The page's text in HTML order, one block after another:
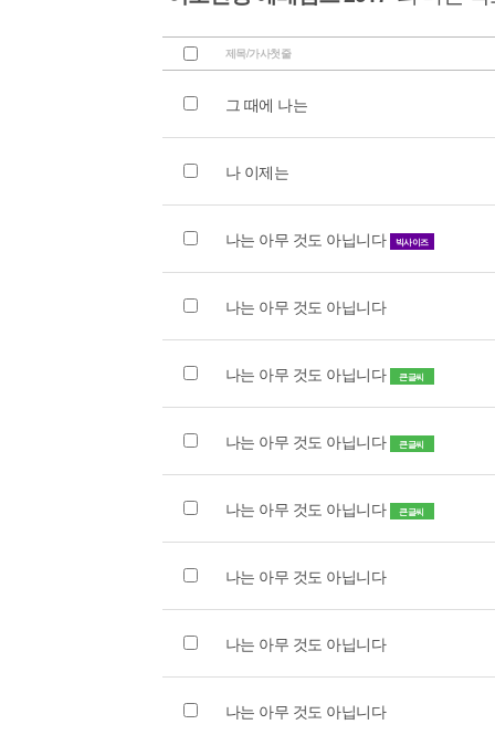
제목/가사첫줄
그 때에 나는
나 이제는
나는 아무 것도 아닙니다 빅사이즈
나는 아무 것도 아닙니다
나는 아무 것도 아닙니다 큰글씨
나는 아무 것도 아닙니다 큰글씨
나는 아무 것도 아닙니다 큰글씨
나는 아무 것도 아닙니다
나는 아무 것도 아닙니다
나는 아무 것도 아닙니다